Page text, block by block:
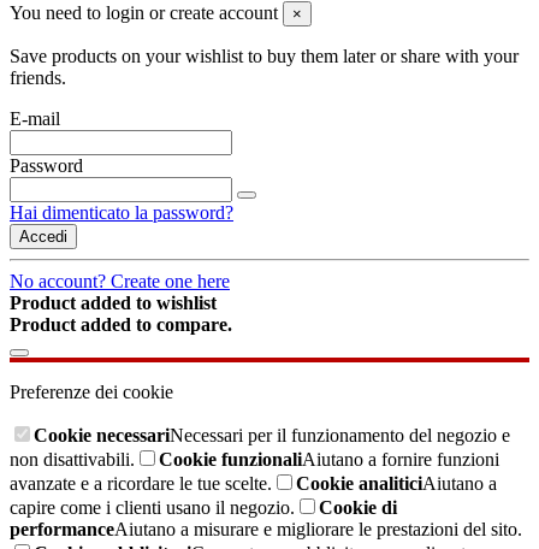
You need to login or create account ×
Save products on your wishlist to buy them later or share with your
friends.
E-mail
Password
Hai dimenticato la password?
Accedi
No account? Create one here
Product added to wishlist
Product added to compare.
Preferenze dei cookie
Cookie necessariNecessari per il funzionamento del negozio e
non disattivabili.
Cookie funzionaliAiutano a fornire funzioni
avanzate e a ricordare le tue scelte.
Cookie analiticiAiutano a
capire come i clienti usano il negozio.
Cookie di
performanceAiutano a misurare e migliorare le prestazioni del sito.